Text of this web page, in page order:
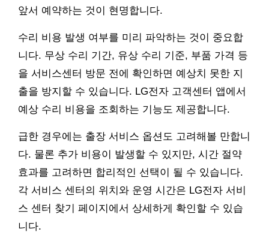
앞서 예약하는 것이 현명합니다.
수리 비용 발생 여부를 미리 파악하는 것이 중요합
니다. 무상 수리 기간, 유상 수리 기준, 부품 가격 등
을 서비스센터 방문 전에 확인하면 예상치 못한 지
출을 방지할 수 있습니다. LG전자 고객센터 앱에서
예상 수리 비용을 조회하는 기능도 제공합니다.
급한 경우에는 출장 서비스 옵션도 고려해볼 만합니
다. 물론 추가 비용이 발생할 수 있지만, 시간 절약
효과를 고려하면 합리적인 선택이 될 수 있습니다.
각 서비스 센터의 위치와 운영 시간은 LG전자 서비
스 센터 찾기 페이지에서 상세하게 확인할 수 있습
니다.